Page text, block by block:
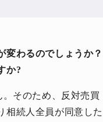
わるのでしょうか？
か?
そのため、反対売買
相続人全員が同意した